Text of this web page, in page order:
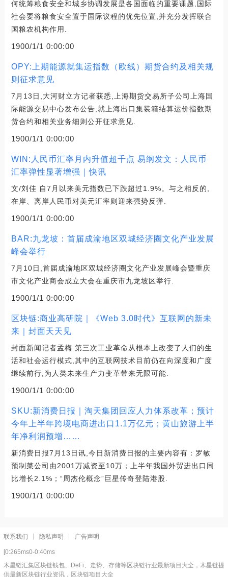
何统筹粮食安全和城乡协调发展是各国面临的重要课题,国际
社会要将粮食安全置于国际议程的优先位置,并充分发挥联合
国粮农机构作用.
1900/1/1 0:00:00
OPY:上期能源就集运指数（欧线）期货合约及相关规
则征求意见
7月13日,大河财立方记者获悉,上海期货交易所子公司上海国
际能源交易中心发布公告,就上海出口集装箱结算运价指数期
货合约和相关业务细则公开征求意见.
1900/1/1 0:00:00
WIN:人民币汇率月内升值超千点 易纲发文：人民币
汇率弹性显著增强｜快讯
文/刘佳 自7月以来美元指数已下跌超过1.9%。与之相反的,
在岸、离岸人民币对美元汇率则迎来强势反弹.
1900/1/1 0:00:00
BAR:九龙坡：首届成渝地区双城经济圈文化产业发展
峰会举行
7月10日,首届成渝地区双城经济圈文化产业发展峰会暨重庆
市文化产业商会成立大会在重庆市九龙坡区举行.
1900/1/1 0:00:00
区块链:商业高研院｜《Web 3.0时代》互联网的新未
来｜封面天天见
封面新闻记者孟梅 第三次工业革命从根本上改变了人们的生
活和社会运行模式,其中的互联网技术目前仍在向深度和广度
继续前行,为人类未来生产力变革带来无限可能.
1900/1/1 0:00:00
SKU:新消费日报｜淘天集团回应人力体系改革；预计
今年上半年跨境电商进出口1.1万亿元；黄山旅游上半
年净利润预增……
新消费日报7月13日讯,今日新消费日报的主要内容有：罗敏
预制菜公司由2001万减资至10万；上半年我国外贸进出口同
比增长2.1%；“周杰伦概念”巨星传奇登陆港股.
1900/1/1 0:00:00
联系我们 隐私声明 广告声明
[0:265ms0-0:40ms
木星链汇集区块链钱包、DeFi、走势、存储等区块链行业最新项目大全，木星链提
供最新区块链行业资讯，区块链项目大全